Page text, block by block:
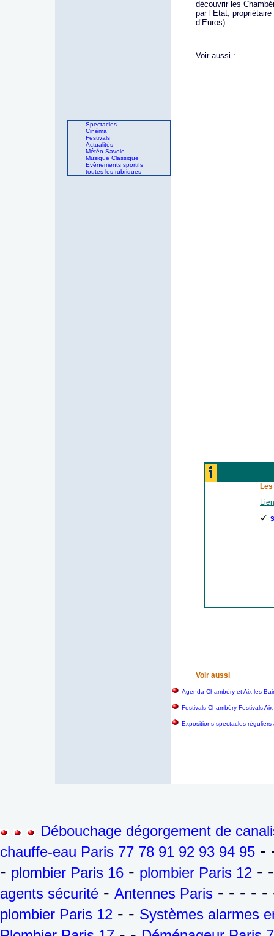
Spectacles
Cinéma
Festivals
Actualités
Météo Savoie
Musique Classique
Evènements sportifs
toutes les rubriques
découvrir les
par l’Etat,
d’Euros).
Voir aussi :
Voir aussi
Agenda Chambéry et Aix les
Festivals Chambéry Festivals
Expositions spectacles
Débouchage dégorgement de
chauffe-eau Paris 77 78 91 92 93 94 95 -
- plombier Paris 16 - plombier Paris 12 -
agents sécurité - Antennes Paris - - - -
plombier Paris 12 - - Systèmes alarmes